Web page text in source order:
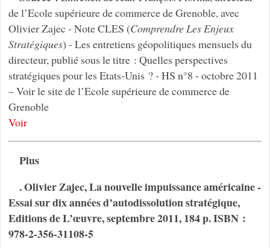
de l’Ecole supérieure de commerce de Grenoble, avec
Olivier Zajec - Note CLES (Comprendre Les Enjeux
Stratégiques) - Les entretiens géopolitiques mensuels du
directeur, publié sous le titre : Quelles perspectives
stratégiques pour les Etats-Unis ? - HS n°8 - octobre 2011
– Voir le site de l’Ecole supérieure de commerce de
Grenoble
Voir
Plus
. Olivier Zajec, La nouvelle impuissance américaine -
Essai sur dix années d’autodissolution stratégique,
Editions de L’œuvre, septembre 2011, 184 p. ISBN :
978-2-356-31108-5